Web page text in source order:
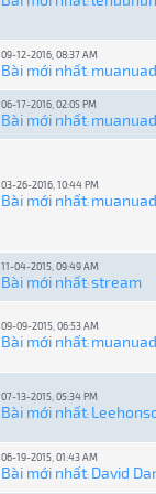
09-12-2016, 08:37 AM
Bài mới nhất:
06-17-2016, 02:05 PM
Bài mới nhất:
03-26-2016, 10:44 PM
Bài mới nhất:
11-04-2015, 09:49 AM
Bài mới nhất:stream
09-09-2015, 06:53 AM
Bài mới nhất:
07-13-2015, 05:34 PM
Bài mới nhất:
06-19-2015, 01:43 AM
Bài mới nhất: David